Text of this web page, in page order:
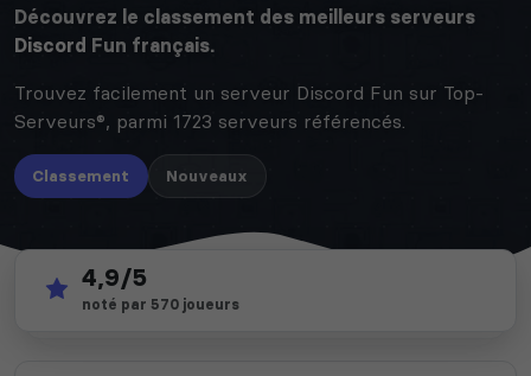
Découvrez le classement des meilleurs serveurs
Discord Fun français.
Trouvez facilement un serveur Discord Fun sur Top-
Serveurs®, parmi 1723 serveurs référencés.
Classement Nouveaux
1 723
serveurs actifs
depuis 2012
4,9/5
noté par 570 joueurs